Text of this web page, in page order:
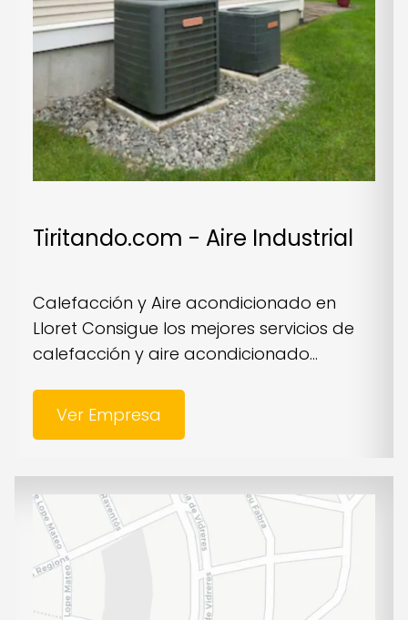
Tiritando.com - Aire Industrial
Calefacción y Aire acondicionado en
Lloret Consigue los mejores servicios de
calefacción y aire acondicionado...
Ver Empresa